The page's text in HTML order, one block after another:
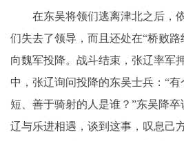
在东吴将领们逃离津北之后，
们失去了领导，而且还处在“桥败
向魏军投降。战斗结束，张辽率军
中，张辽询问投降的东吴士兵：“
短、善于骑射的人是谁？”东吴降卒
辽与乐进相遇，谈到这事，叹息己